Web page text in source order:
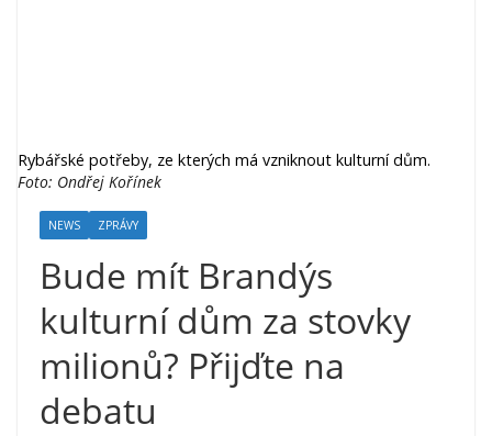
Rybářské potřeby, ze kterých má vzniknout kulturní dům.
Foto: Ondřej Kořínek
NEWS ZPRÁVY
Bude mít Brandýs
kulturní dům za stovky
milionů? Přijďte na
debatu